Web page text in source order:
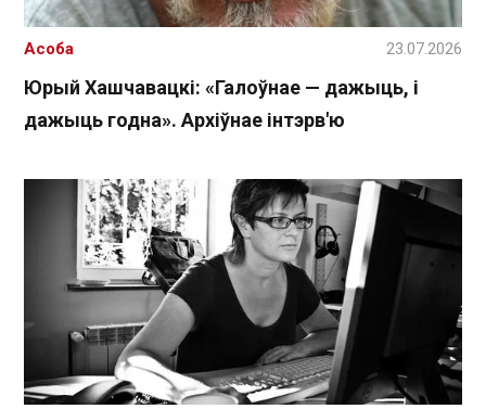
Юрый Хашчавацкі: «Галоўнае — дажыць, і
дажыць годна». Архіўнае інтэрв'ю
Асоба 23.07.2026